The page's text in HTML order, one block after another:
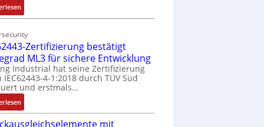
-
I
d
u
s
t
r
i
e
:
M
b
i
l
f
u
n
k
Zertifizierung bestätigt
ML3 für sichere Entwicklung
Industrial hat seine Zertifizierung
IEC62443-4-1:2018 durch TÜV Süd
und erstmals…
:
I
E
mit